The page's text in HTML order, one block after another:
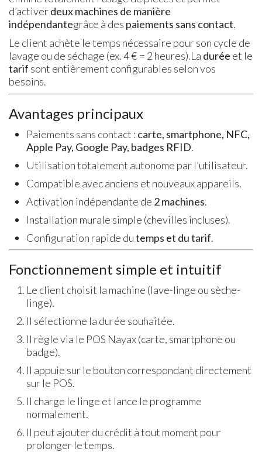
d’activerdeux machines de manière
indépendantegrâce à des paiements sans contact.
Le client achète le temps nécessaire pour son cycle de
lavage ou de séchage (ex. 4 € = 2 heures).La durée et le
tarif sont entièrement configurables selon vos
besoins.
Avantages principaux
Paiements sans contact : carte, smartphone, NFC,
Apple Pay, Google Pay, badges RFID.
Utilisation totalement autonome par l’utilisateur.
Compatible avec anciens et nouveaux appareils.
Activation indépendante de 2 machines.
Installation murale simple (chevilles incluses).
Configuration rapide dutemps et du tarif.
Fonctionnement simple et intuitif
Le client choisit la machine (lave-linge ou sèche-
linge).
Il sélectionne la durée souhaitée.
Il règle via le POS Nayax (carte, smartphone ou
badge).
Il appuie sur le bouton correspondant directement
sur le POS.
Il charge le linge et lance le programme
normalement.
Il peut ajouter du crédit à tout moment pour
prolonger le temps.